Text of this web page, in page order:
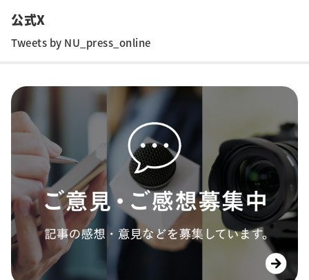
公式X
Tweets by NU_press_online